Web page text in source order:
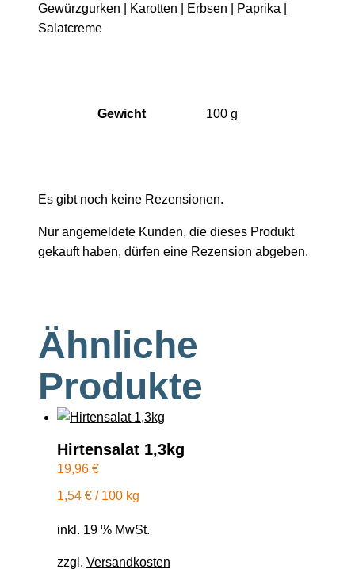
Gewürzgurken | Karotten | Erbsen | Paprika |
Salatcreme
Gewicht 100 g
Es gibt noch keine Rezensionen.
Nur angemeldete Kunden, die dieses Produkt
gekauft haben, dürfen eine Rezension abgeben.
Ähnliche
Produkte
Hirtensalat 1,3kg
19,96 €
1,54 € / 100 kg
inkl. 19 % MwSt.
zzgl. Versandkosten